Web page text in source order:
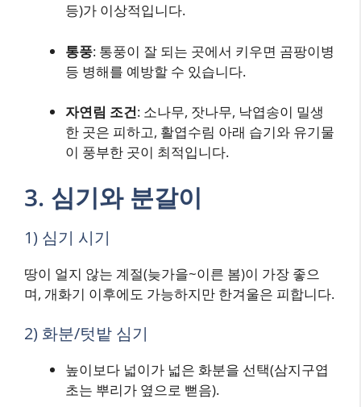
등)가 이상적입니다.
통풍: 통풍이 잘 되는 곳에서 키우면 곰팡이병
등 병해를 예방할 수 있습니다.
자연림 조건: 소나무, 잣나무, 낙엽송이 밀생
한 곳은 피하고, 활엽수림 아래 습기와 유기물
이 풍부한 곳이 최적입니다.
3. 심기와 분갈이
1) 심기 시기
땅이 얼지 않는 계절(늦가을~이른 봄)이 가장 좋으
며, 개화기 이후에도 가능하지만 한겨울은 피합니다.
2) 화분/텃밭 심기
높이보다 넓이가 넓은 화분을 선택(삼지구엽
초는 뿌리가 옆으로 뻗음).